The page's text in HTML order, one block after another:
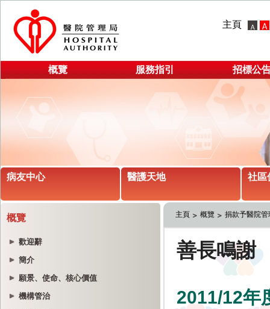
主頁
概覽 服務指引 招標公
病友中心 醫護天地 社區
概覽
歡迎辭
簡介
願景、使命、核心價值
機構管治
主頁 概覽 捐款予醫院管